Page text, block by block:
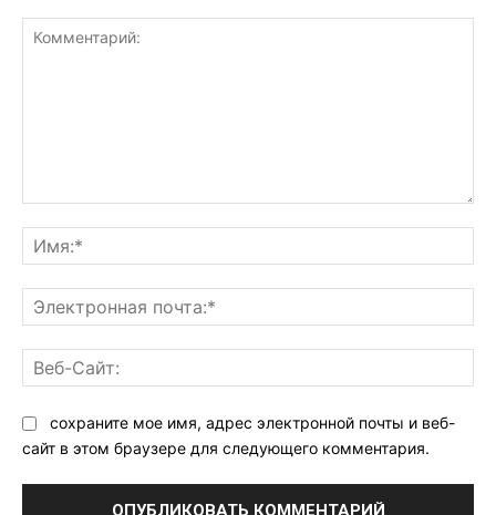
сохраните мое имя, адрес электронной почты и веб-
сайт в этом браузере для следующего комментария.